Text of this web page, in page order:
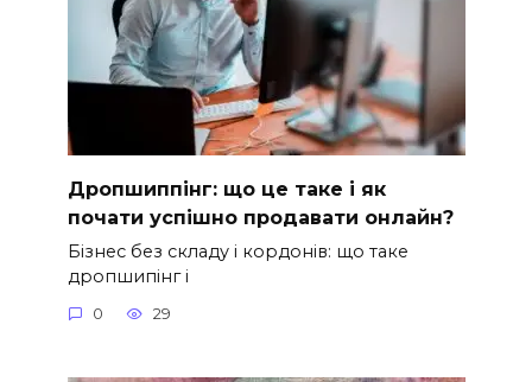
Дропшиппінг: що це таке і як
почати успішно продавати онлайн?
Бізнес без складу і кордонів: що таке
дропшипінг і
0 29